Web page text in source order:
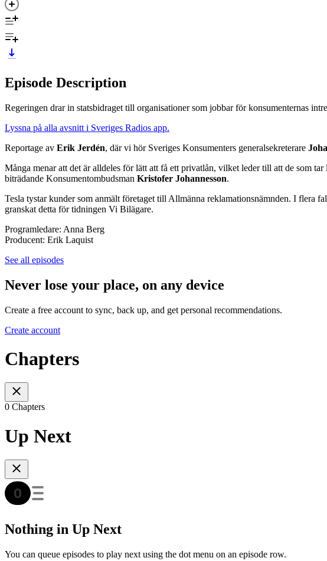
Episode Description
Regeringen drar in statsbidraget till organisationer som jobbar för konsumenternas
Lyssna på alla avsnitt i Sveriges Radios app.
Reportage av Erik Jerdén, där vi hör Sveriges Konsumenters generalsekreterare
Många menar att det är alldeles för lätt att få ett privatlån, vilket leder till att de som
biträdande Konsumentombudsman Kristofer Johannesson.
Tesla tystar kunder som anmält företaget till Allmänna reklamationsnämnden. I flera
granskat detta för tidningen Vi Bilägare.
Programledare: Anna Berg
Producent: Erik Laquist
See all episodes
Never lose your place, on any device
Create a free account to sync, back up, and get personal recommendations.
Create account
Chapters
0 Chapters
Up Next
Nothing in Up Next
You can queue episodes to play next using the dot menu on an episode row.